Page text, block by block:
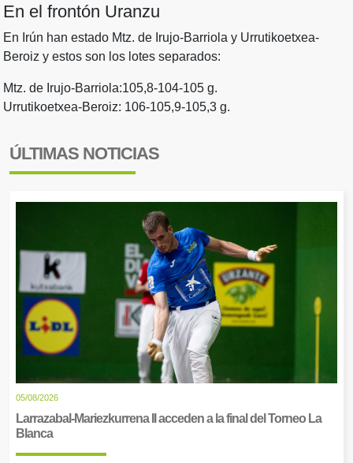
En el frontón Uranzu
En Irún han estado Mtz. de Irujo-Barriola y Urrutikoetxea-
Beroiz y estos son los lotes separados:
Mtz. de Irujo-Barriola:105,8-104-105 g.
Urrutikoetxea-Beroiz: 106-105,9-105,3 g.
ÚLTIMAS NOTICIAS
05/08/2026
Larrazabal-Mariezkurrena II acceden a la final del Torneo La
Blanca